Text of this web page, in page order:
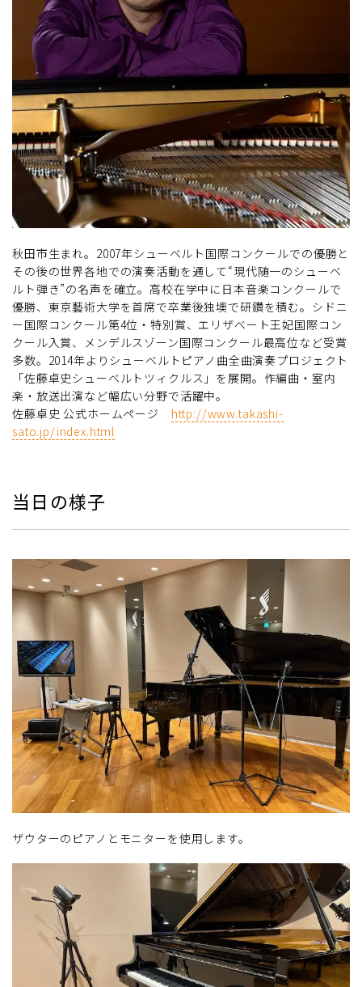
秋田市生まれ。2007年シューベルト国際コンクールでの優勝と
その後の世界各地での演奏活動を通して“現代随一のシューベ
ルト弾き”の名声を確立。高校在学中に日本音楽コンクールで
優勝、東京藝術大学を首席で卒業後独墺で研鑽を積む。シドニ
ー国際コンクール第4位・特別賞、エリザベート王妃国際コン
クール入賞、メンデルスゾーン国際コンクール最高位など受賞
多数。2014年よりシューベルトピアノ曲全曲演奏プロジェクト
「佐藤卓史シューベルトツィクルス」を展開。作編曲・室内
楽・放送出演など幅広い分野で活躍中。
佐藤卓史 公式ホームページ http://www.takashi-
sato.jp/index.html
当日の様子
ザウターのピアノとモニターを使用します。